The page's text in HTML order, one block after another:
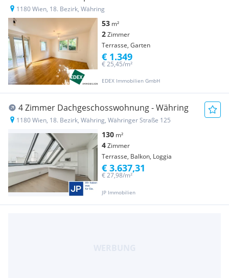
1180 Wien, 18. Bezirk, Währing
53 m²
2Zimmer
Terrasse, Garten
EDEX Immobilien GmbH
€ 25,45/m²
€ 1.349
4 Zimmer Dachgeschosswohnung - Währing
1180 Wien, 18. Bezirk, Währing, Währinger Straße 125
130 m²
4Zimmer
Terrasse, Balkon, Loggia
JP Immobilien
€ 27,98/m²
€ 3.637,31